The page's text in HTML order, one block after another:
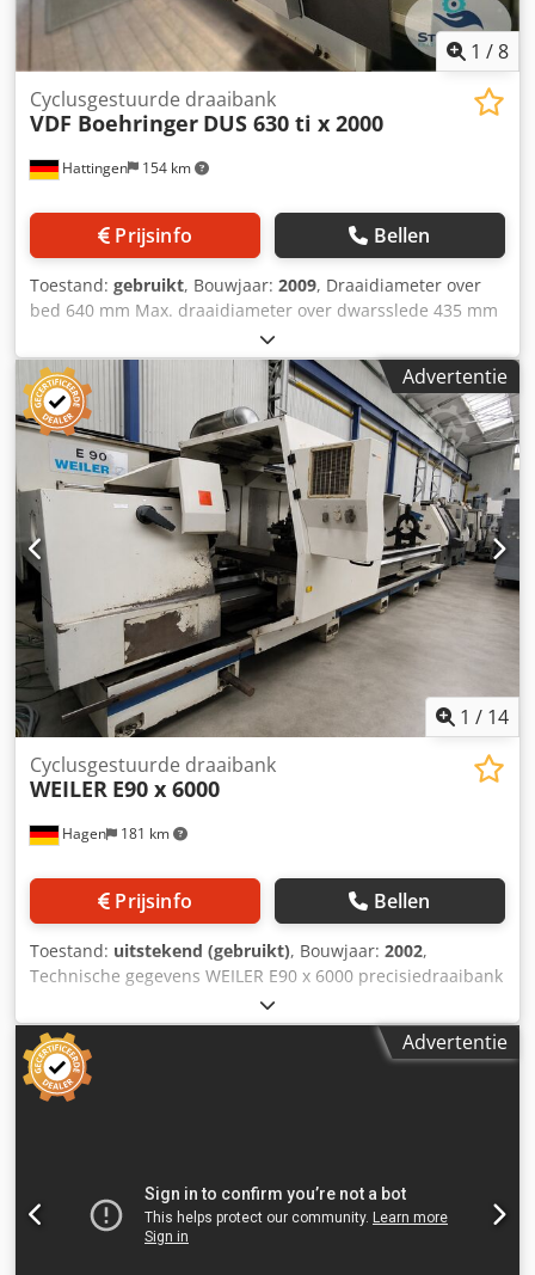
1 /8
Hattingen 154 km
Cyclusgestuurde draaibank
VDF Boehringer DUS 630 ti x 2000
Prijsinfo Bellen
Toestand: gebruikt, Bouwjaar: 2009, Draaidiameter over
bed 640 mm Max. draaidiameter over dwarsslede 435 mm
Besturing Siemens SINUMERIK 810D pl Toerentalbereik 3 -
2.500 tpm Tussenafstand centers 2.000 mm Spilboring 70
mm Spildiameter (voorste lager) 100 mm Draaibank –
cyclusgestuurd | VDF-BOERHRINGER – DUS 630 ti Dkedpfx
Aezaf Hnjfzjr De machine is in goede staat. Let op: de
technische details zijn toegevoegd op basis van
vergelijkbare machines.
Advertentie
1 / 14
Hagen 181 km
Cyclusgestuurde draaibank
WEILER E90 x 6000
Prijsinfo Bellen
Toestand: uitstekend (gebruikt), Bouwjaar: 2002,
Technische gegevens WEILER E90 x 6000 precisiedraaibank
met cyclische automatisering. De machine verkeert, gezien
de leeftijd, in zeer goede staat. Het onderhoud is
gedocumenteerd. Met de Brio-freesinrichting kunnen
freesbewerkingen zoals zeskantfrezen en het frezen van
sleuven worden uitgevoerd. Bouwjaar: 2002 Besturing:
en aandrijving: Spilboring: 128 mm Spildiameter in het
voorste lager: 178 mm Toerentalbereik: 1 tot 1120 min⁻¹
Hoofdaandrijving met 2-traps versnellingsbak: 45 / 37 kW
Advertentie